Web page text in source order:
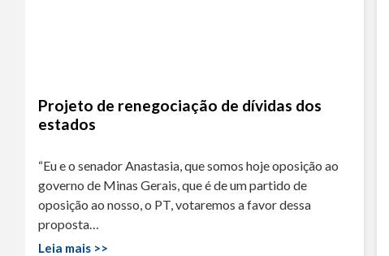
Projeto de renegociação de dívidas dos
estados
“Eu e o senador Anastasia, que somos hoje oposição ao
governo de Minas Gerais, que é de um partido de
oposição ao nosso, o PT, votaremos a favor dessa
proposta…
Leia mais >>